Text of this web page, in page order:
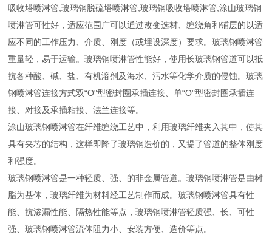
吸收塔喷淋管,玻璃钢脱硫塔喷淋管,玻璃钢吸收塔喷淋管,涂山玻璃钢
喷淋管可性好，适应范围广可以通过改变选材、缠绕角和铺层的以适
应不同的工作压力、介质、刚度（或埋设深度）要求。玻璃钢喷淋管
重量轻，易于运输。玻璃钢喷淋管性能好，使用长玻璃钢管道可以抵
抗各种酸、碱、盐、有机溶剂及海水、污水等化学介质的侵蚀。玻璃
钢喷淋管连接方式双“O"型密封圈承插连接、单“O"型密封圈承插连
接、对接及承插粘接、法兰连接等。
涂山玻璃钢喷淋管在纤维缠绕工艺中，利用玻璃纤维夹入其中，使其
具有夹芯的结构，这样即降了玻璃钢造价的，又提了管道的整体刚度
和强度。
玻璃钢喷淋管是一种轻质、强、的非金属管道。玻璃钢喷淋管是由树
脂为基体，玻璃纤维为材料经工艺制作而成。玻璃钢喷淋管具有性
能、抗渗漏性能、隔热性能等点，玻璃钢喷淋管轻质强、长、可性
强、玻璃钢喷淋管流体阻力小、安装方便、造价等点。